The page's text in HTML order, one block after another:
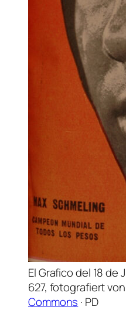
El Grafico del 18 de
627, fotografiert von
Commons · PD